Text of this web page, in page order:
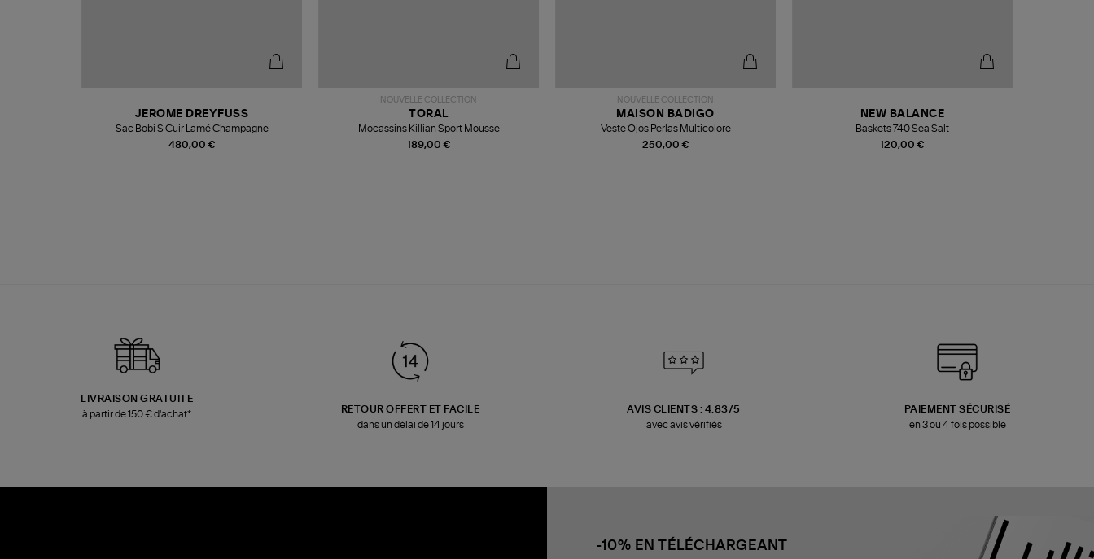
480,00 €
JEROME DREYFUSS
Sac Bobi S Cuir Lamé Champagne
NOUVELLE COLLECTION
189,00 €
TORAL
Mocassins Killian Sport Mousse
NOUVELLE COLLECTION
250,00 €
MAISON BADIGO
Veste Ojos Perlas Multicolore
120,00 €
NEW BALANCE
Baskets 740 Sea Salt
LIVRAISON GRATUITE
à partir de 150 € d'achat*
RETOUR OFFERT ET FACILE
dans un délai de 14 jours
AVIS CLIENTS : 4.83/5
avec avis vérifiés
PAIEMENT SÉCURISÉ
en 3 ou 4 fois possible
-10% EN TÉLÉCHARGEANT